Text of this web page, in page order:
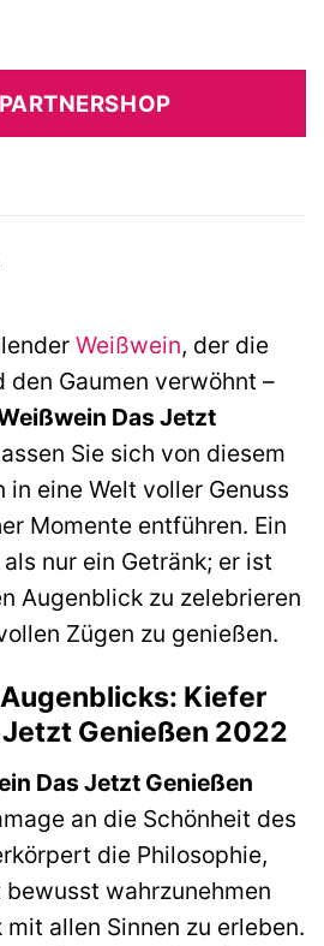
Weißwein, der die
den Gaumen verwöhnt –
Das Jetzt
Sie sich von diesem
eine Welt voller Genuss
Momente entführen. Ein
nur ein Getränk; er ist
Augenblick zu zelebrieren
Zügen zu genießen.
Kiefer
Genießen 2022
Das Jetzt Genießen
an die Schönheit des
die Philosophie,
wahrzunehmen
allen Sinnen zu erleben.